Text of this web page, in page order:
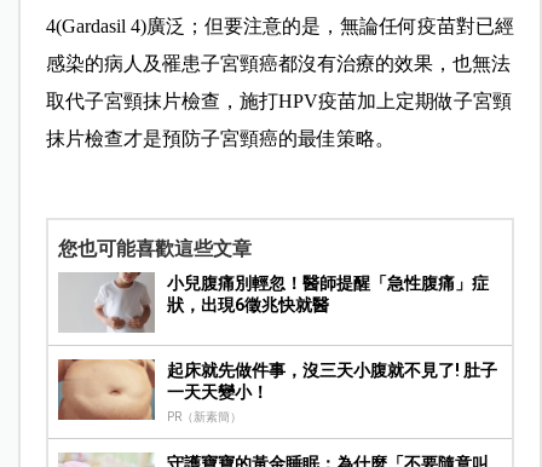
4(Gardasil 4)廣泛；但要注意的是，無論任何疫苗對已經
感染的病人及罹患子宮頸癌都沒有治療的效果，也無法
取代子宮頸抹片檢查，施打HPV疫苗加上定期做子宮頸
抹片檢查才是預防子宮頸癌的最佳策略。
您也可能喜歡這些文章
小兒腹痛別輕忽！醫師提醒「急性腹痛」症
狀，出現6徵兆快就醫
起床就先做件事，沒三天小腹就不見了! 肚子
一天天變小！
PR（新素簡）